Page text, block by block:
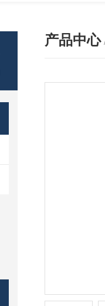
产品中心